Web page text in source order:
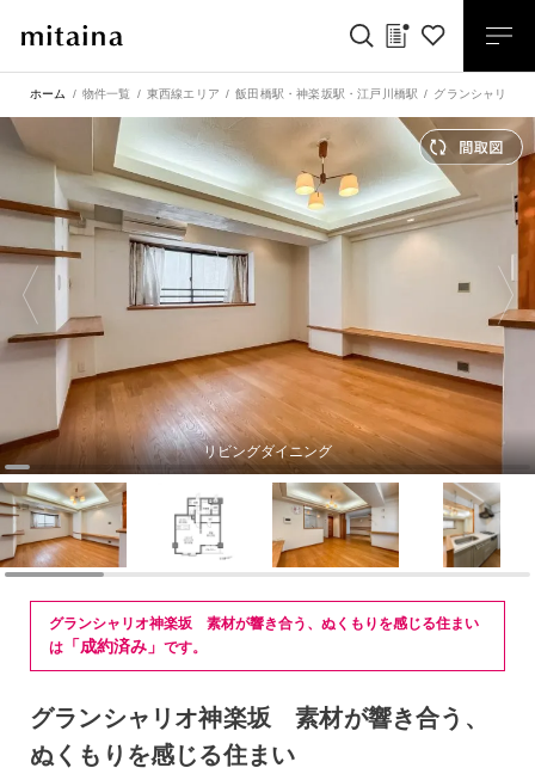
ホーム 物件一覧 東西線エリア 飯田橋駅 ・神楽坂駅 ・江戸川橋駅 グランシャリオ
リビングダイニング
グランシャリオ神楽坂 素材が響き合う、ぬくもりを感じる住まい
は 「成約済み」 です。
グランシャリオ神楽坂 素材が響き合う、
ぬくもりを感じる住まい